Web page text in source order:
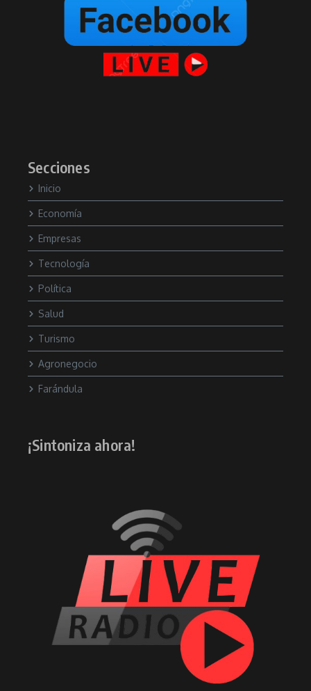
Secciones
Inicio
Economía
Empresas
Tecnología
Política
Salud
Turismo
Agronegocio
Farándula
¡Sintoniza ahora!